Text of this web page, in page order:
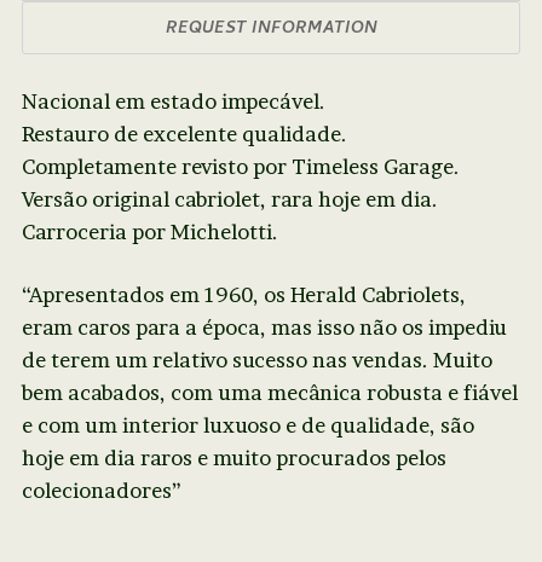
REQUEST INFORMATION
Nacional em estado impecável.
Restauro de excelente qualidade.
Completamente revisto por Timeless Garage.
Versão original cabriolet, rara hoje em dia.
Carroceria por Michelotti.
“Apresentados em 1960, os Herald Cabriolets,
eram caros para a época, mas isso não os impediu
de terem um relativo sucesso nas vendas. Muito
bem acabados, com uma mecânica robusta e fiável
e com um interior luxuoso e de qualidade, são
hoje em dia raros e muito procurados pelos
colecionadores”